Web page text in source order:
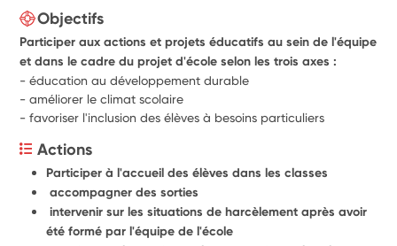
Objectifs
Participer aux actions et projets éducatifs au sein de l'équipe
et dans le cadre du projet d'école selon les trois axes :
- éducation au développement durable
- améliorer le climat scolaire
- favoriser l'inclusion des élèves à besoins particuliers
Actions
Participer à l'accueil des élèves dans les classes
accompagner des sorties
intervenir sur les situations de harcèlement après avoir
été formé par l'équipe de l'école